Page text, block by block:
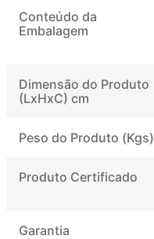
Conteúdo da
Embalagem
Dimensão do Produto
(LxHxC) cm
Peso do Produto (Kgs)
Produto Certificado
Garantia